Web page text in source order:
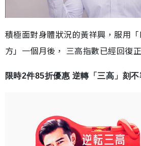
積極面對身體狀況的黃祥興，服用
方」一個月後， 三高指數已經回復
限時2件85折優惠 逆轉「三高」刻不